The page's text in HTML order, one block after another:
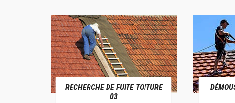
RECHERCHE DE FUITE TOITURE
03